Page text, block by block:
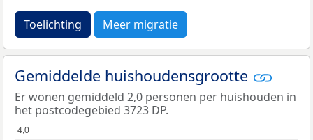
Toelichting Meer migratie
Gemiddelde huishoudensgrootte
Er wonen gemiddeld 2,0 personen per huishouden in
het postcodegebied 3723 DP.
4,0
4,0